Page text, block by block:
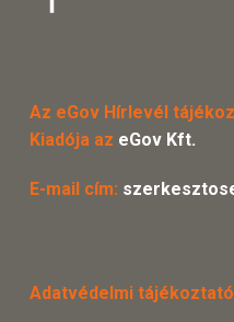
Az eGov Hírlevél
Kiadója az eGov Kft.
E-mail cím:
Adatvédelmi tájékoztató